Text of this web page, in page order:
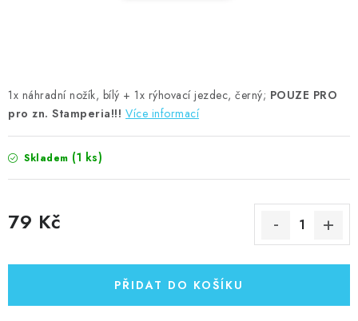
1x náhradní nožík, bílý + 1x rýhovací jezdec, černý; POUZE PRO
pro zn. Stamperia!!! Více informací
Skladem (1 ks)
79 Kč
PŘIDAT DO KOŠÍKU